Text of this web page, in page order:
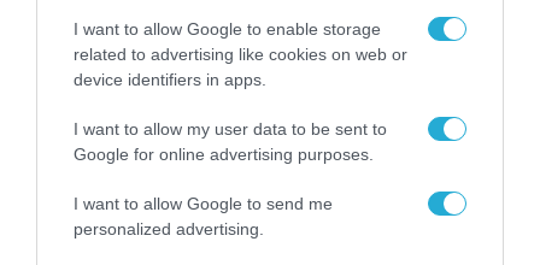
I want to allow Google to enable storage
related to advertising like cookies on web or
device identifiers in apps.
I want to allow my user data to be sent to
Google for online advertising purposes.
I want to allow Google to send me
personalized advertising.
ενισχύει την ασφάλεια
των παιδιών στο
διαδίκτυο
31.07.2026
για τα πρόστιμα σε
παραβάσεις που
αφορούν τους ΦΗΜ
Σ. Καλαφάτης: «Η